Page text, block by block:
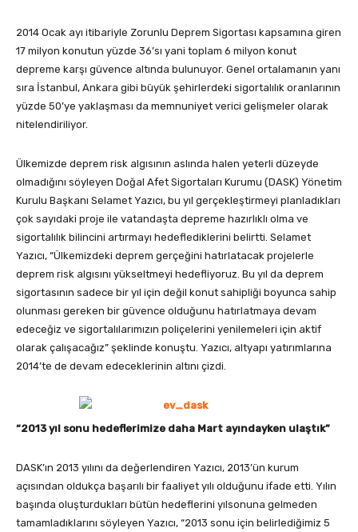
2014 Ocak ayı itibariyle Zorunlu Deprem Sigortası kapsamına giren
17 milyon konutun yüzde 36’sı yani toplam 6 milyon konut
depreme karşı güvence altında bulunuyor. Genel ortalamanın yanı
sıra İstanbul, Ankara gibi büyük şehirlerdeki sigortalılık oranlarının
yüzde 50’ye yaklaşması da memnuniyet verici gelişmeler olarak
nitelendiriliyor.
Ülkemizde deprem risk algısının aslında halen yeterli düzeyde
olmadığını söyleyen Doğal Afet Sigortaları Kurumu (DASK) Yönetim
Kurulu Başkanı Selamet Yazıcı, bu yıl gerçekleştirmeyi planladıkları
çok sayıdaki proje ile vatandaşta depreme hazırlıklı olma ve
sigortalılık bilincini artırmayı hedeflediklerini belirtti. Selamet
Yazıcı, “Ülkemizdeki deprem gerçeğini hatırlatacak projelerle
deprem risk algısını yükseltmeyi hedefliyoruz. Bu yıl da deprem
sigortasının sadece bir yıl için değil konut sahipliği boyunca sahip
olunması gereken bir güvence olduğunu hatırlatmaya devam
edeceğiz ve sigortalılarımızın poliçelerini yenilemeleri için aktif
olarak çalışacağız” şeklinde konuştu. Yazıcı, altyapı yatırımlarına
2014’te de devam edeceklerinin altını çizdi.
“2013 yıl sonu hedeflerimize daha Mart ayındayken ulaştık”
DASK’ın 2013 yılını da değerlendiren Yazıcı, 2013’ün kurum
açısından oldukça başarılı bir faaliyet yılı olduğunu ifade etti. Yılın
başında oluşturdukları bütün hedeflerini yılsonuna gelmeden
tamamladıklarını söyleyen Yazıcı, “2013 sonu için belirlediğimiz 5